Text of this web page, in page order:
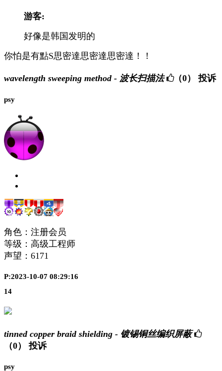
游客:
好像是韩国发明的
你怕是有點S思密達思密達思密達！！
wavelength sweeping method - 波长扫描法 （0） 投诉
psy
角色：注册会员
等级：高级工程师
声望： 6171
P:2023-10-07 08:29:16
14
tinned copper braid shielding - 镀锡铜丝编织屏蔽
（0）
投诉
psy